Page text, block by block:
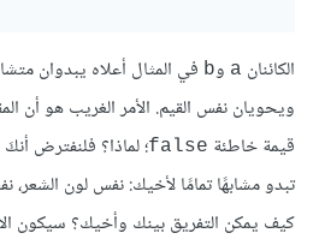
الكائنان a وb في المثال أعلاه يبدوان
ويحويان نفس القيم. الأمر الغريب هو أن
قيمة خاطئة false؛ لماذا؟ فلنفترض
تبدو مشابهًا تمامًا لأخيك: نفس لون
كيف يمكن التفريق بينك وأخيك؟ سيكون